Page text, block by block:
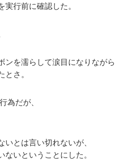
行前に確認した。
ンを濡らして涙目になりながら
さ。
為だが、
とは言い切れないが、
いということにした。